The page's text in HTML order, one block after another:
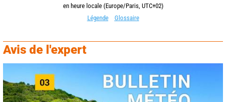
en heure locale (Europe/Paris, UTC+02)
Légende
Glossaire
Avis de l'expert